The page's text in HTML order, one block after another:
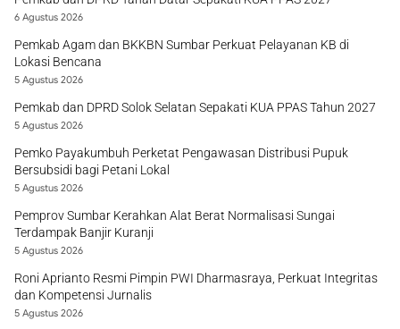
6 Agustus 2026
Pemkab Agam dan BKKBN Sumbar Perkuat Pelayanan KB di
Lokasi Bencana
5 Agustus 2026
Pemkab dan DPRD Solok Selatan Sepakati KUA PPAS Tahun 2027
5 Agustus 2026
Pemko Payakumbuh Perketat Pengawasan Distribusi Pupuk
Bersubsidi bagi Petani Lokal
5 Agustus 2026
Pemprov Sumbar Kerahkan Alat Berat Normalisasi Sungai
Terdampak Banjir Kuranji
5 Agustus 2026
Roni Aprianto Resmi Pimpin PWI Dharmasraya, Perkuat Integritas
dan Kompetensi Jurnalis
5 Agustus 2026